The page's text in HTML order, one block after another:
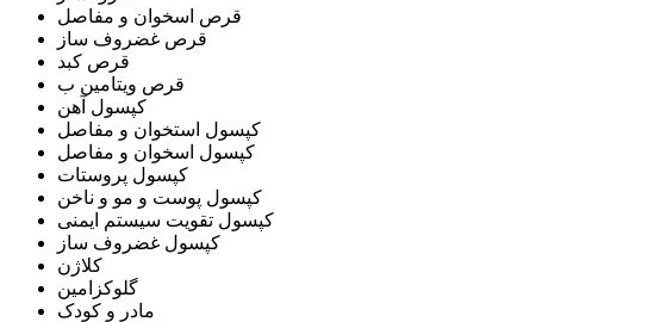
قرص اسخوان و مفاصل
قرص غضروف ساز
قرص کبد
قرص ویتامین ب
کپسول آهن
کپسول استخوان و مفاصل
کپسول اسخوان و مفاصل
کپسول پروستات
کپسول پوست و مو و ناخن
کپسول تقویت سیستم ایمنی
کپسول غضروف ساز
کلاژن
گلوکزامین
مادر و کودک